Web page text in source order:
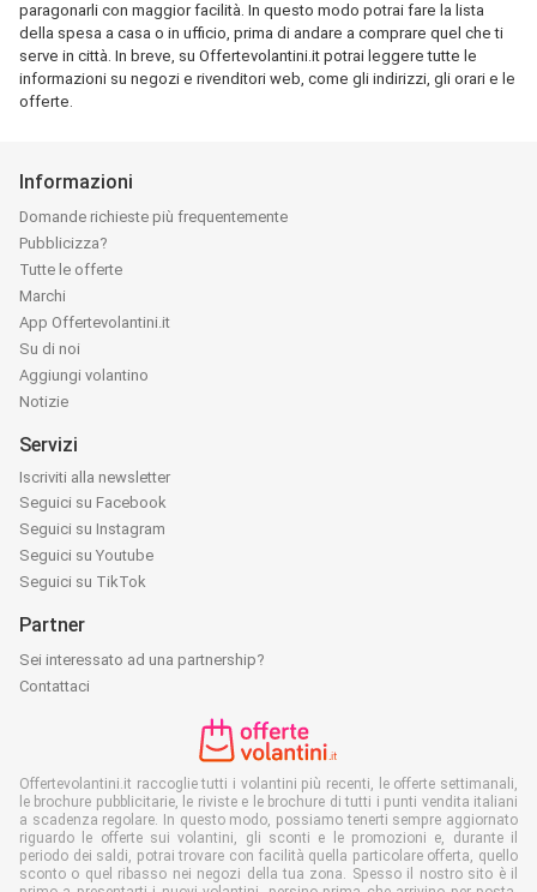
paragonarli con maggior facilità. In questo modo potrai fare la lista
della spesa a casa o in ufficio, prima di andare a comprare quel che ti
serve in città. In breve, su Offertevolantini.it potrai leggere tutte le
informazioni su negozi e rivenditori web, come gli indirizzi, gli orari e le
offerte.
Informazioni
Domande richieste più frequentemente
Pubblicizza?
Tutte le offerte
Marchi
App Offertevolantini.it
Su di noi
Aggiungi volantino
Notizie
Servizi
Iscriviti alla newsletter
Seguici su Facebook
Seguici su Instagram
Seguici su Youtube
Seguici su TikTok
Partner
Sei interessato ad una partnership?
Contattaci
Offertevolantini.it raccoglie tutti i volantini più recenti, le offerte settimanali,
le brochure pubblicitarie, le riviste e le brochure di tutti i punti vendita italiani
a scadenza regolare. In questo modo, possiamo tenerti sempre aggiornato
riguardo le offerte sui volantini, gli sconti e le promozioni e, durante il
periodo dei saldi, potrai trovare con facilità quella particolare offerta, quello
sconto o quel ribasso nei negozi della tua zona. Spesso il nostro sito è il